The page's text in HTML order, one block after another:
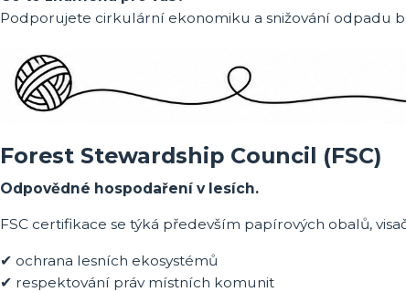
Podporujete cirkulární ekonomiku a snižování odpadu
Forest Stewardship Council (FSC)
Odpovědné hospodaření v lesích.
FSC certifikace se týká především papírových obalů,
✔ ochrana lesních ekosystémů
✔ respektování práv místních komunit